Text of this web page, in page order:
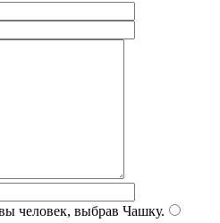
человек, выбрав Чашку.